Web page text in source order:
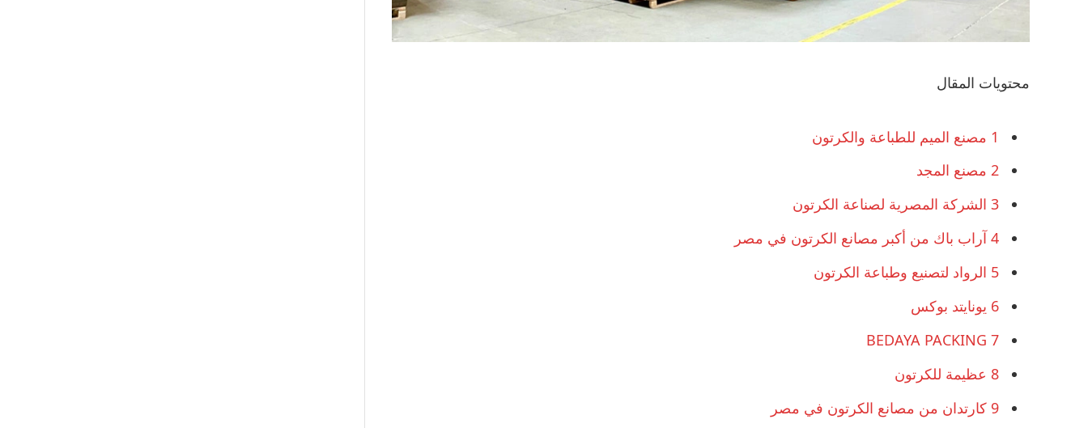
محتويات المقال
1 مصنع الميم للطباعة والكرتون
2 مصنع المجد
3 الشركة المصرية لصناعة الكرتون
4آراب باك من أكبر مصانع الكرتون في مصر
5 الرواد لتصنيع وطباعة الكرتون
6 يونايتد بوكس
7
8 عظيمة للكرتون
9 كارتدان من مصانع الكرتون في مصر